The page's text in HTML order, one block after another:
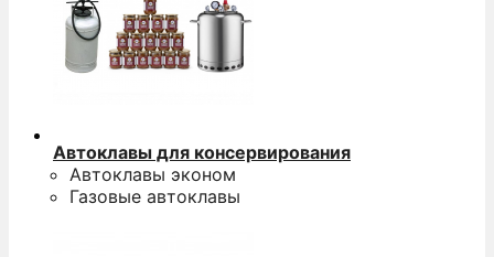
Автоклавы для консервирования
Автоклавы эконом
Газовые автоклавы